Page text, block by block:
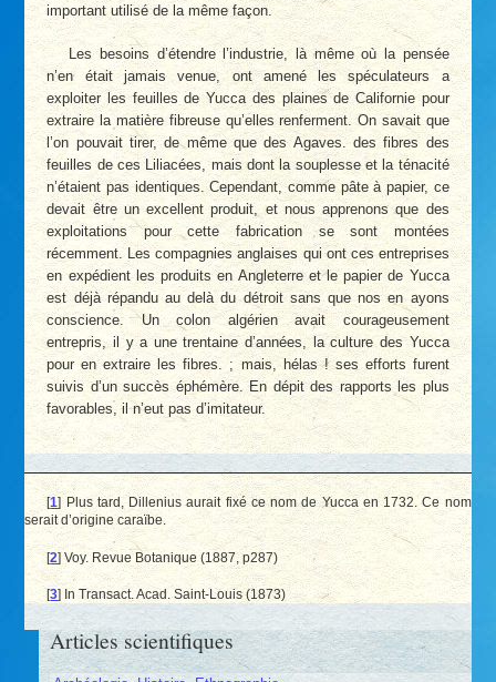
important utilisé de la même façon.
Les besoins d’étendre l’industrie, là même où la pensée
n’en était jamais venue, ont amené les spéculateurs a
exploiter les feuilles de Yucca des plaines de Californie pour
extraire la matière fibreuse qu’elles renferment. On savait que
l’on pouvait tirer, de même que des Agaves. des fibres des
feuilles de ces Liliacées, mais dont la souplesse et la ténacité
n’étaient pas identiques. Cependant, comme pâte à papier, ce
devait être un excellent produit, et nous apprenons que des
exploitations pour cette fabrication se sont montées
récemment. Les compagnies anglaises qui ont ces entreprises
en expédient les produits en Angleterre et le papier de Yucca
est déjà répandu au delà du détroit sans que nos en ayons
conscience. Un colon algérien avait courageusement
entrepris, il y a une trentaine d’années, la culture des Yucca
pour en extraire les fibres. ; mais, hélas ! ses efforts furent
suivis d’un succès éphémère. En dépit des rapports les plus
favorables, il n’eut pas d’imitateur.
[1] Plus tard, Dillenius aurait fixé ce nom de Yucca en 1732. Ce nom
serait d’origine caraïbe.
[2]Voy. Revue Botanique (1887, p287)
[3] In Transact. Acad. Saint-Louis (1873)
Articles scientifiques